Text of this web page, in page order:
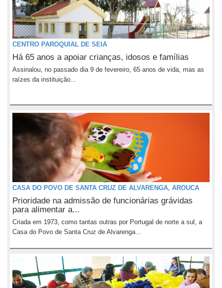
CENTRO PAROQUIAL DE SEIA
Há 65 anos a apoiar crianças, idosos e famílias
Assinalou, no passado dia 9 de fevereiro, 65 anos de vida, mas as
raízes da instituição...
CASA DO POVO DE SANTA CRUZ DE ALVARENGA, AROUCA
Prioridade na admissão de funcionárias grávidas
para alimentar a...
Criada em 1973, como tantas outras por Portugal de norte a sul, a
Casa do Povo de Santa Cruz de Alvarenga...